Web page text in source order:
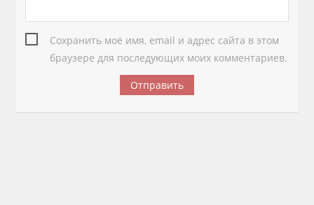
Сохранить моё имя, email и адрес сайта в этом
браузере для последующих моих комментариев.